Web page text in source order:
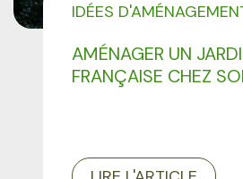
AMÉNAGER UN
FRANÇAISE CHEZ SOI
IDÉES